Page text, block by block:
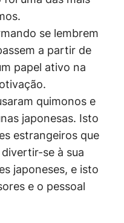
se lembrem
a partir de
papel ativo na
quimonos e
japonesas. Isto
estrangeiros que
se à sua
japoneses, e isto
e o pessoal